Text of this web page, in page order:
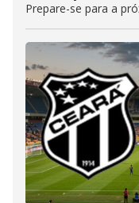
Prepare-se para a